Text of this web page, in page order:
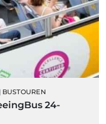
| BUSTOUREN
24-